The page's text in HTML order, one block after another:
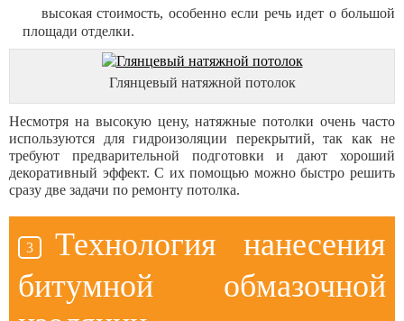
высокая стоимость, особенно если речь идет о большой
площади отделки.
Глянцевый натяжной потолок
Несмотря на высокую цену, натяжные потолки очень часто
используются для гидроизоляции перекрытий, так как не
требуют предварительной подготовки и дают хороший
декоративный эффект. С их помощью можно быстро решить
сразу две задачи по ремонту потолка.
Технология нанесения
битумной обмазочной